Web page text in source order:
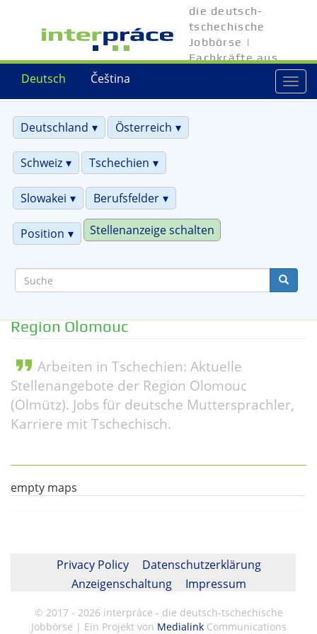
Čeština
Deutsch
die deutsch-
tschechische
Jobbörse |
Fachkräfte aus
Tschechien
Deutschland
Österreich
Schweiz Tschechien
Slowakei Berufsfelder
Position Stellenanzeige schalten
Region Olomouc
format_quote Arbeiten in Tschechien: Aktuelle
Stellenangebote der Region Olomouc
(Olmütz). Jobs für deutsche Muttersprachler,
Karriere mit Tschechisch.
empty maps
Privacy Policy
Datenschutzerklärung
Anzeigenschaltung
Impressum
© 2017 - 2026 interpráce - die deutsch-tschechische
Jobbörse | Ein Projekt von MedialinkCommunications